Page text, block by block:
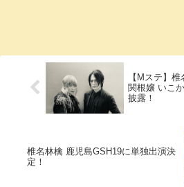
【Mステ】
関根嬢 いこ
披露！
椎名林檎 鹿児島GSH19に単独出演決
定！